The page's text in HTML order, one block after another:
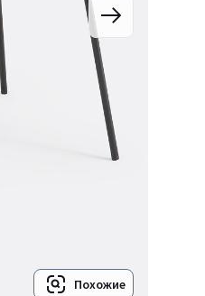
Похожие